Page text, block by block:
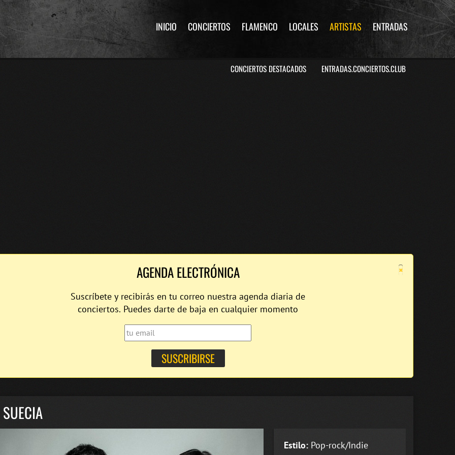
INICIO CONCIERTOS FLAMENCO LOCALES ARTISTAS ENTRADAS
CONCIERTOS DESTACADOS ENTRADAS.CONCIERTOS.CLUB
×
AGENDA ELECTRÓNICA
Suscríbete y recibirás en tu correo nuestra agenda diaria de
conciertos. Puedes darte de baja en cualquier momento
Estilo: Pop-rock/Indie